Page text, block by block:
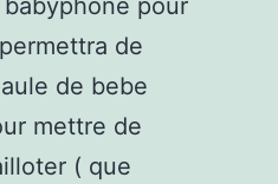
pour
de
de bebe
mettre de
( que